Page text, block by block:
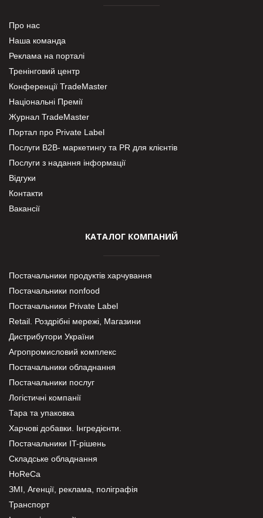
Про нас
Наша команда
Реклама на порталі
Тренінговий центр
Конференції TradeMaster
Національні Премії
Журнал TradeMaster
Портал про Private Label
Послуги В2В- маркетингу та PR для клієнтів
Послуги з надання інформації
Відгуки
Контакти
Вакансії
КАТАЛОГ КОМПАНИЙ
Постачальники продуктів харчування
Постачальники nonfood
Постачальники Private Label
Retail. Роздрібні мережі, Магазини
Дистрибутори України
Агропромисловий комплекс
Постачальники обладнання
Постачальники послуг
Логістичні компанії
Тара та упаковка
Харчові добавки. Інгредієнти.
Постачальники IT-рішень
Складське обладнання
HoReCa
ЗМІ, Агенції, реклама, поліграфія
Транспорт